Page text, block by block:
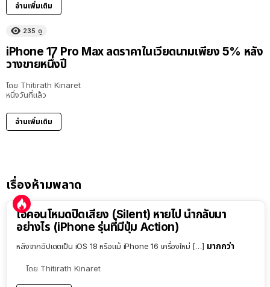
อ่านเพิ่มเติม
235 ดู
iPhone 17 Pro Max ลดราคาในเวียดนามเพียง 5% หลัง
วางขายหนึ่งปี
โดย Thitirath Kinaret
หนึ่งวันที่แล้ว
อ่านเพิ่มเติม
เรื่องห้ามพลาด
ไอคอนโหมดปิดเสียง (Silent) หายไป นำกลับมา
อย่างไร (iPhone รุ่นที่มีปุ่ม Action)
หลังจากอัปเดตเป็น iOS 18 หรือแม้ iPhone 16 เครื่องใหม่ […] มากกว่า
โดย Thitirath Kinaret